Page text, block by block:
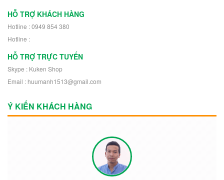
HỖ TRỢ KHÁCH HÀNG
Hotline : 0949 854 380
Hotline :
HỖ TRỢ TRỰC TUYẾN
Skype : Kuken Shop
Email : huumanh1513@gmail.com
Ý KIẾN KHÁCH HÀNG